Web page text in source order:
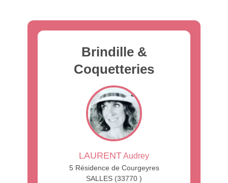
Brindille &
Coquetteries
LAURENTAudrey
5 Résidence de Courgeyres
SALLES (33770 )